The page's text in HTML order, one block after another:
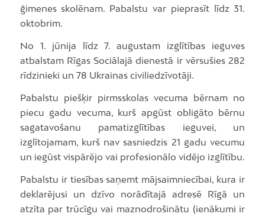
ģimenes skolēnam. Pabalstu var pieprasīt līdz 31.
oktobrim.
No 1. jūnija līdz 7. augustam izglītības ieguves
atbalstam Rīgas Sociālajā dienestā ir vērsušies 282
rīdzinieki un 78 Ukrainas civiliedzīvotāji.
Pabalstu piešķir pirmsskolas vecuma bērnam no
piecu gadu vecuma, kurš apgūst obligāto bērnu
sagatavošanu pamatizglītības ieguvei, un
izglītojamam, kurš nav sasniedzis 21 gadu vecumu
un iegūst vispārējo vai profesionālo vidējo izglītību.
Pabalstu ir tiesības saņemt mājsaimniecībai, kura ir
deklarējusi un dzīvo norādītajā adresē Rīgā un
atzīta par trūcīgu vai maznodrošinātu (ienākumi ir